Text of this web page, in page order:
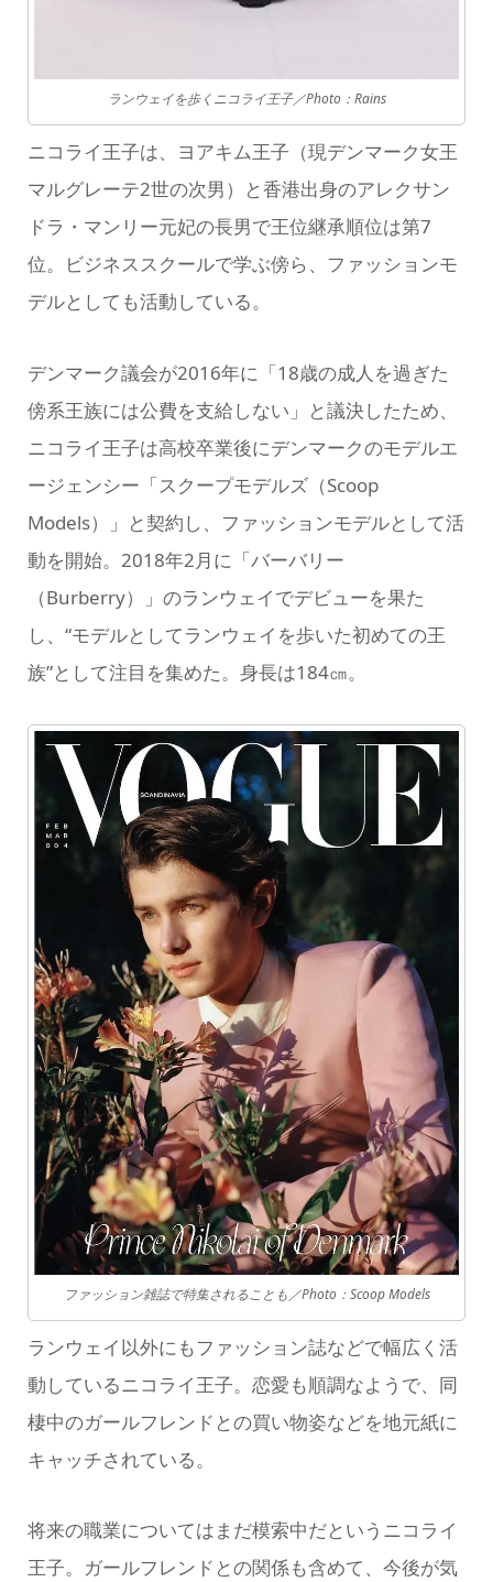
ランウェイを歩くニコライ王子／Photo：Rains
ニコライ王子は、ヨアキム王子（現デンマーク女王
マルグレーテ2世の次男）と香港出身のアレクサン
ドラ・マンリー元妃の長男で王位継承順位は第7
位。ビジネススクールで学ぶ傍ら、ファッションモ
デルとしても活動している。
デンマーク議会が2016年に「18歳の成人を過ぎた
傍系王族には公費を支給しない」と議決したため、
ニコライ王子は高校卒業後にデンマークのモデルエ
ージェンシー「スクープモデルズ（Scoop
Models）」と契約し、ファッションモデルとして活
動を開始。2018年2月に「バーバリー
（Burberry）」のランウェイでデビューを果た
し、“モデルとしてランウェイを歩いた初めての王
族”として注目を集めた。身長は184㎝。
ファッション雑誌で特集されることも／Photo：Scoop Models
ランウェイ以外にもファッション誌などで幅広く活
動しているニコライ王子。恋愛も順調なようで、同
棲中のガールフレンドとの買い物姿などを地元紙に
キャッチされている。
将来の職業についてはまだ模索中だというニコライ
王子。ガールフレンドとの関係も含めて、今後が気